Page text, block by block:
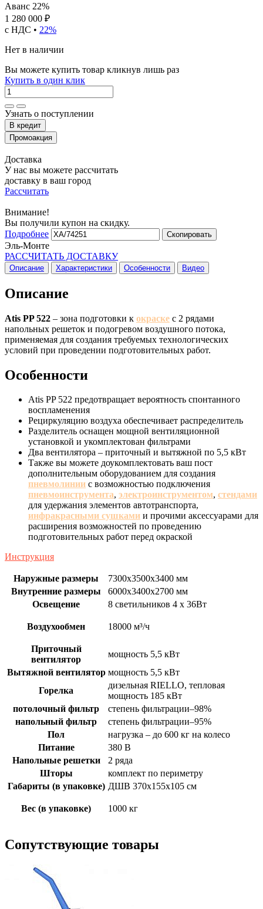
Аванс 22%
1 280 000 ₽
с НДС • 22%
Нет в наличии
Вы можете купить товар кликнув лишь раз
Купить в один клик
Узнать о поступлении
Доставка
У нас вы можете рассчитать
доставку в ваш город
Рассчитать
Внимание!
Вы получили купон на скидку.
Подробнее
Скопировать
Эль-Монте
РАССЧИТАТЬ ДОСТАВКУ
Описание Характеристики Особенности Видео
Описание
Atis PP 522 – зона подготовки к окраске с 2 рядами
напольных решеток и подогревом воздушного потока,
применяемая для создания требуемых технологических
условий при проведении подготовительных работ.
Особенности
Atis PP 522 предотвращает вероятность спонтанного
воспламенения
Рециркуляцию воздуха обеспечивает распределитель
Разделитель оснащен мощной вентиляционной
установкой и укомплектован фильтрами
Два вентилятора – приточный и вытяжной по 5,5 кВт
Также вы можете доукомплектовать ваш пост
дополнительным оборудованием для создания
пневмолинии с возможностью подключения
пневмоинструмента, электроинструментом, стендами
для удержания элементов автотранспорта,
инфракрасными сушками и прочими аксессуарами для
расширения возможностей по проведению
подготовительных работ перед окраской
Инструкция
Наружные размеры
7300x3500x3400 мм
Внутренние размеры
6000x3400x2700 мм
Освещение
8 светильников 4 х 36Вт
Воздухообмен 18000 м³/ч
Приточный
вентилятор
мощность 5,5 кВт
Вытяжной вентилятор мощность 5,5 кВт
Горелка
дизельная RIELLO, тепловая
мощность 185 кВт
потолочный фильтр
степень фильтрации–98%
напольный фильтр
степень фильтрации–95%
Пол
нагрузка – до 600 кг на колесо
Питание
380 В
Напольные решетки
2 ряда
Шторы
комплект по периметру
Габариты (в упаковке) ДШВ 370х155х105 см
Вес (в упаковке) 1000 кг
Сопутствующие товары